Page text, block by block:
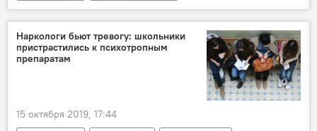
Наркологи бьют тревогу: школьники
пристрастились к психотропным
препаратам
15 октября 2019, 17:44